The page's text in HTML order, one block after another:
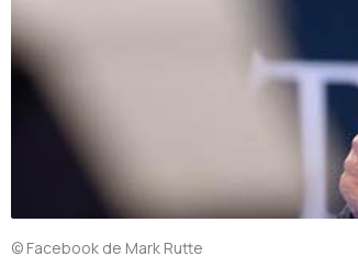
© Facebook de Mark Rutte